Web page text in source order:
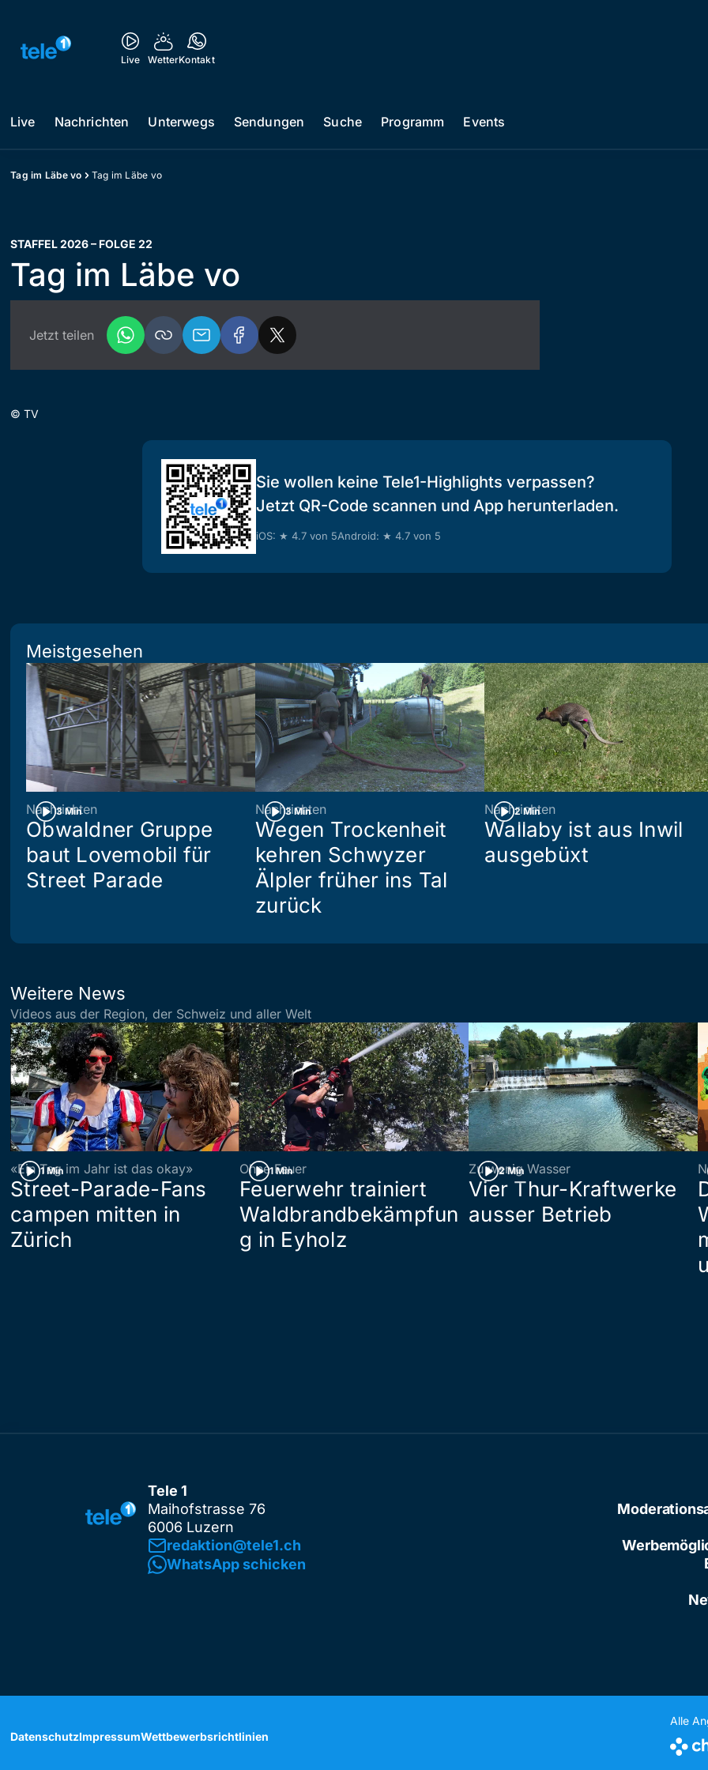
Live WetterKontakt
Live Nachrichten Unterwegs Sendungen Suche Programm Events
Tag im Läbe vo Tag im Läbe vo
STAFFEL 2026 – FOLGE 22
Tag im Läbe vo
Jetzt teilen
© TV
Sie wollen keine Tele1-Highlights verpassen?
Jetzt QR-Code scannen und App herunterladen.
iOS: ★ 4.7 von 5Android: ★ 4.7 von 5
Meistgesehen
3 Min
Nachrichten
Obwaldner Gruppe
baut Lovemobil für
Street Parade
3 Min
Nachrichten
Wegen Trockenheit
kehren Schwyzer
Älpler früher ins Tal
zurück
2 Min
Nachrichten
Wallaby ist aus Inwil
ausgebüxt
Weitere News
Videos aus der Region, der Schweiz und aller Welt
1 Min
«Ein Tag im Jahr ist das okay»
Street-Parade-Fans
campen mitten in
Zürich
1 Min
Ohne Feuer
Feuerwehr trainiert
Waldbrandbekämpfun
g in Eyholz
2 Min
Zu wenig Wasser
Vier Thur-Kraftwerke
ausser Betrieb
Tele 1
Maihofstrasse 76
6006 Luzern
redaktion@tele1.ch
WhatsApp schicken
DatenschutzImpressumWettbewerbsrichtlinien
Alle